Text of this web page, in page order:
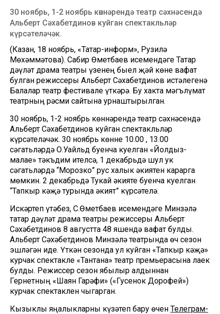
30 ноябрь, 1-2 ноябрь көннәрендә театр сәхнәсендә
Альберт Сәхабетдинов куйган спектакльләр
күрсәтеләчәк.
(Казан, 18 ноябрь, «Татар-информ», Рузилә
Мөхәммәтова). Сабир Өметбаев исемендәге Татар
дәүләт драма театры үзенең быел җәй көне вафат
булган режиссеры Альберт Сәхабетдинов истәлегенә
Балалар театр фестивале үткәрә. Бу хакта мәгълүмат
театрның рәсми сайтына урнаштырылган.
30 ноябрь, 1-2 ноябрь көннәрендә театр сәхнәсендә
Альберт Сәхабетдинов куйган спектакльләр
күрсәтеләчәк. 30 ноябрь көнне 10.00 , 13.00
сәгатьләрдә О.Уайльд буенча куелган «Йолдыз-
малае» тәкъдим ителсә, 1 декабрьдә шул ук
сәгатьләрдә “Морозко” рус халык әкиятен карарга
мөмкин. 2 декабрьдә Тукай әкияте буенча куелган
“Тапкыр кәҗә турында әкият” күрсәтелә.
Искәртеп үтәбез, С.Өметбаев исемендәге Минзәлә
татар дәүләт драма театры режиссеры Альберт
Сәхәбетдинов 8 августта 48 яшендә вафат булды.
Альберт Сәхәбетдинов Минзәлә театрында өч сезон
эшләгән иде. Үткән сезонда ул куйган «Тапкыр кәҗә»
курчак спектакле «Тантана» театр премьерасына лаек
булды. Режиссер сезон ябылыр алдыннан
Гернетның «Шаян Гарәфи» («Гусенок Дорофей»)
курчак спектаклен чыгарган.
Кызыклы яңалыкларны күзәтеп бару өчен Телеграм-